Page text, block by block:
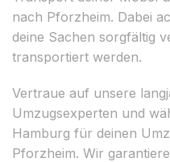
nach Pforzheim. Dabei
deine Sachen sorgfältig
transportiert werden.
Vertraue auf unsere
Umzugsexperten und
Hamburg für deinen
Pforzheim. Wir